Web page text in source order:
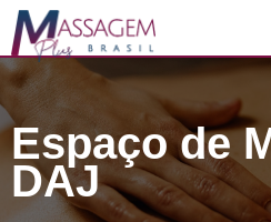
para
conteúdo
Espaço de
DAJ